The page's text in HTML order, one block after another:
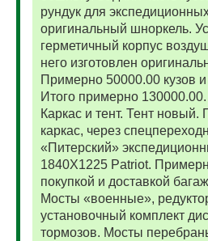
рундук для
оригинальный шноркель.
герметичный корпус
него изготовлен
Примерно 50000.00 кузов
Итого примерно 130000.00.
Каркас и тент. Тент
каркас, через
«Питерский»
1840Х1225 Patriot.
покупкой и доставкой
Мосты «военные»,
установочный комплект
тормозов. Мосты